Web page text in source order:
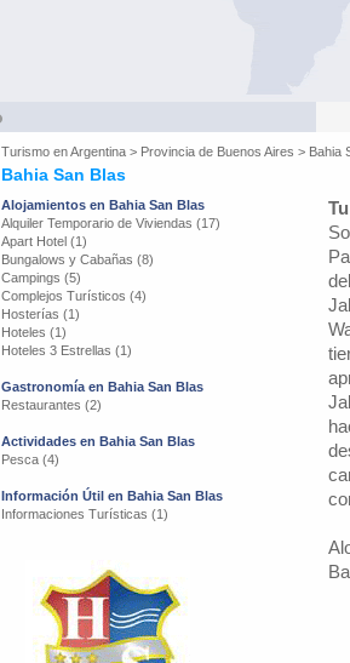
Turismo enArgentina > Provincia de Buenos Aires > Bahia
Bahia San Blas
Alojamientos en Bahia San Blas
Alquiler Temporario de Viviendas (17)
Apart Hotel (1)
Bungalows y Cabañas (8)
Campings (5)
Complejos Turísticos (4)
Hosterías (1)
Hoteles (1)
Hoteles 3 Estrellas (1)
Gastronomía en Bahia San Blas
Restaurantes (2)
Actividades en Bahia San Blas
Pesca (4)
Información Útil en Bahia San Blas
Informaciones Turísticas (1)